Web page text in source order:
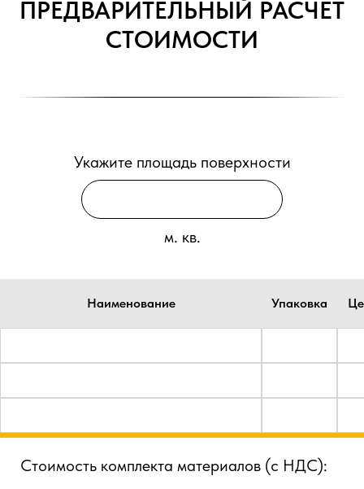
ПРЕДВАРИТЕЛЬНЫЙ РАСЧЕТ
СТОИМОСТИ
Укажите площадь поверхности
м. кв.
Наименование Упаковка
Стоимость комплекта материалов (с НДС):